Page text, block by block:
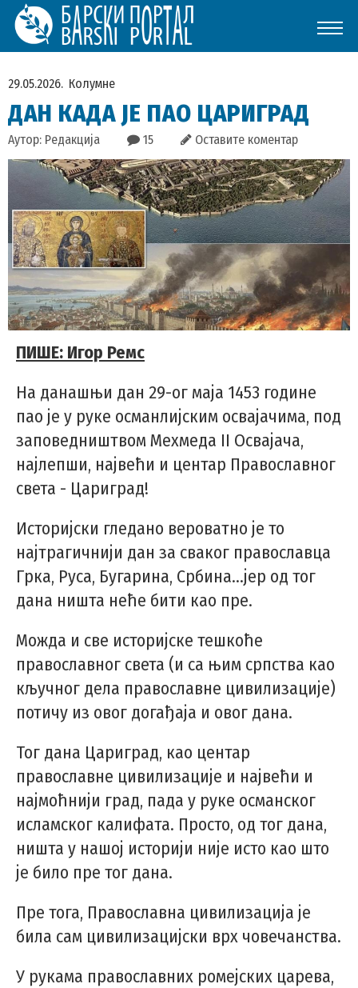
29.05.2026. Колумне
ДАН КАДА ЈЕ ПАО ЦАРИГРАД
Аутор: Редакција 15 Оставите коментар
ПИШЕ: Игор Ремс
На данашњи дан 29-ог маја 1453 године
пао је у руке османлијским освајачима, под
заповедништвом Мехмеда II Освајача,
најлепши, највећи и центар Православног
света - Цариград!
Историјски гледано вероватно је то
најтрагичнији дан за сваког православца
Грка, Руса, Бугарина, Србина…јер од тог
дана ништа неће бити као пре.
Можда и све историјске тешкоће
православног света (и са њим српства као
кључног дела православне цивилизације)
потичу из овог догађаја и овог дана.
Тог дана Цариград, као центар
православне цивилизације и највећи и
најмоћнији град, пада у руке османског
исламског калифата. Просто, од тог дана,
ништа у нашој историји није исто као што
је било пре тог дана.
Пре тога, Православна цивилизација је
била сам цивилизацијски врх човечанства.
У рукама православних ромејских царева,